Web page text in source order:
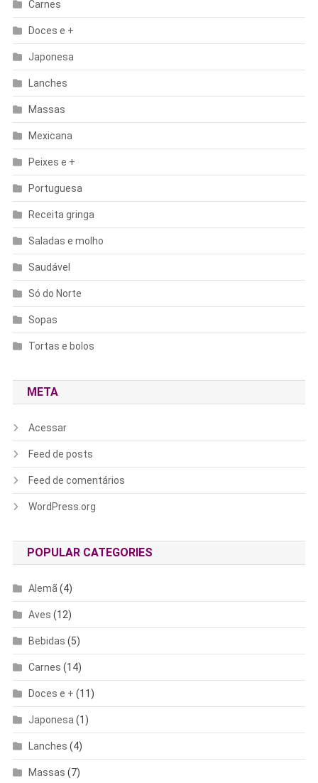
Carnes
Doces e +
Japonesa
Lanches
Massas
Mexicana
Peixes e +
Portuguesa
Receita gringa
Saladas e molho
Saudável
Só do Norte
Sopas
Tortas e bolos
META
Acessar
Feed de posts
Feed de comentários
WordPress.org
POPULAR CATEGORIES
Alemã (4)
Aves (12)
Bebidas (5)
Carnes (14)
Doces e + (11)
Japonesa (1)
Lanches (4)
Massas (7)